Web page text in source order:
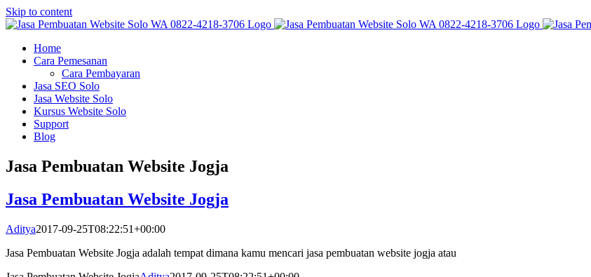
Skip to content
Home
Cara Pemesanan
Cara Pembayaran
Jasa SEO Solo
Jasa Website Solo
Kursus Website Solo
Support
Blog
Jasa Pembuatan Website Jogja
Jasa Pembuatan Website Jogja
Aditya2017-09-25T08:22:51+00:00
Jasa Pembuatan Website Jogja adalah tempat dimana kamu mencari jasa pembuatan website jogja atau